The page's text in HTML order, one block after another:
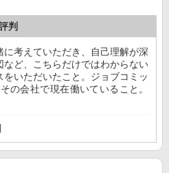
判
に考えていただき、自己理解が深
など、こちらだけではわからない
をいただいたこと。ジョブコミッ
の会社で現在働いていること。